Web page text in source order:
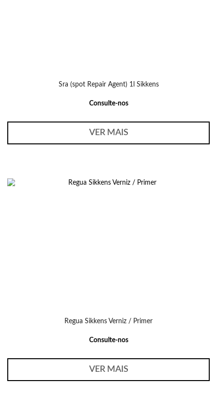
Sra (spot Repair Agent) 1l Sikkens
Consulte-nos
VER MAIS
Regua Sikkens Verniz / Primer
Consulte-nos
VER MAIS